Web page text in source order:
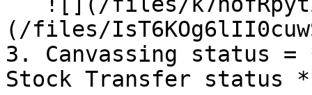
(/files/
3. Canvassing status =
Stock Transfer status